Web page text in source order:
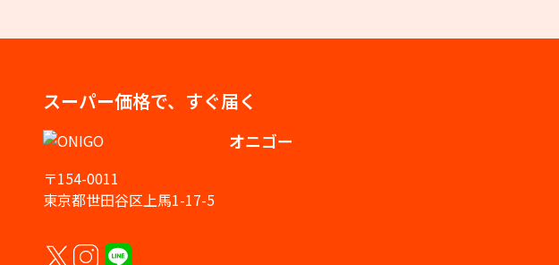
スーパー価格で、すぐ届く
オニゴー
〒154-0011
東京都世田谷区上馬1-17-5